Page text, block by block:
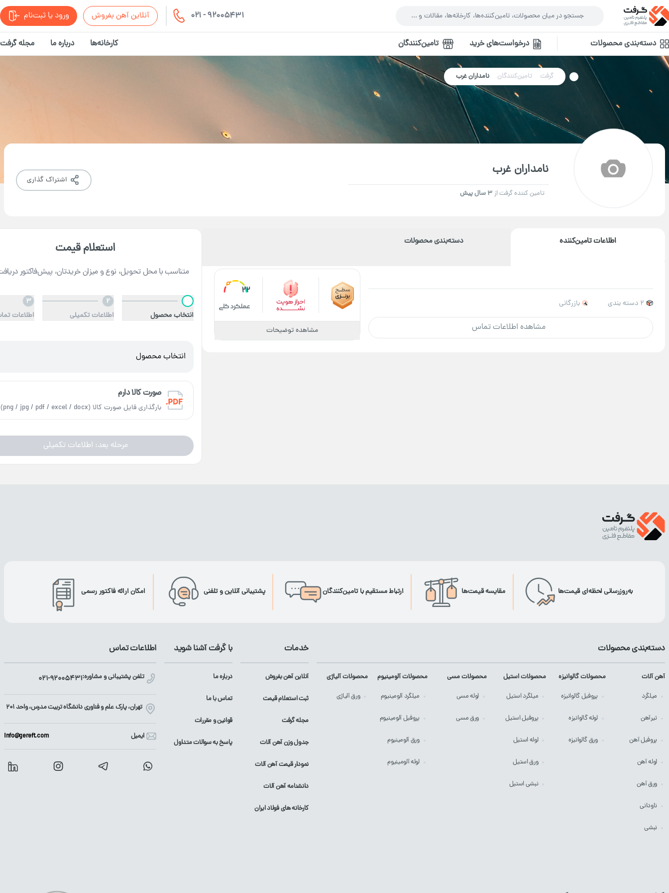
021 - 92005431 آنلاین آهن بفروش ورود یا ثبت‌نام
دسته‌بندی محصولات درخواست‌های خرید تامین‌کنندگان کارخانه‌ها درباره ما مجله گرفت
گرفت تامین‌کنندگان نامداران غرب
نامداران غرب
تامین کننده گرفت از 3 سال پیش
اشتراک گذاری
اطلاعات تامین‌کننده دسته‌بندی محصولات
2 دسته بندی بازرگانی
مشاهده اطلاعات تماس
22
مشاهده توضیحات
استعلام قیمت
متناسب با محل تحویل، نوع و میزان خریدتان، پیش‌فاکتور
انتخاب محصول
2
اطلاعات تکمیلی
3
اطلاعات
انتخاب محصول
صورت کالا دارم
بارگذاری فایل صورت کالا (png / jpg / pdf / excel / docx)
مرحله بعد: اطلاعات تکمیلی
به‌روزرسانی لحظه‌ای قیمت‌ها مقایسه قیمت‌ها ارتباط مستقیم با تامین‌کنندگان پشتیبانی آنلاین و تلفنی امکان ارائه فاکتور رسمی
دسته‌بندی محصولات
آهن آلات
میلگرد
تیرآهن
پروفیل آهن
لوله آهن
ورق آهن
ناودانی
نبشی
محصولات گالوانیزه
پروفیلگالوانیزه
لولهگالوانیزه
ورقگالوانیزه
محصولات استیل
میلگرداستیل
پروفیلاستیل
لولهاستیل
ورقاستیل
نبشیاستیل
محصولات مسی
لولهمسی
ورقمسی
محصولات آلومینیوم
میلگرد آلومینیوم
پروفیلآلومینیوم
ورقآلومینیوم
لولهآلومینیوم
محصولات آلیاژی
ورقآلیاژی
خدمات
آنلاین آهن بفروش
ثبت استعلام قیمت
مجله گرفت
جدول وزن آهن آلات
نمودار قیمت آهن آلات
دانشنامه آهن آلات
کارخانه های فولاد ایران
با گرفت آشنا شوید
درباره ما
تماس با ما
قوانین و مقررات
پاسخ به سوالات متداول
اطلاعات تماس
تلفن پشتیبانی و مشاوره:021-92005431
تهران، پارک علم و فناوری دانشگاه تربیت مدرس، واحد ۲۰۱
ایمیل info@gereft.com